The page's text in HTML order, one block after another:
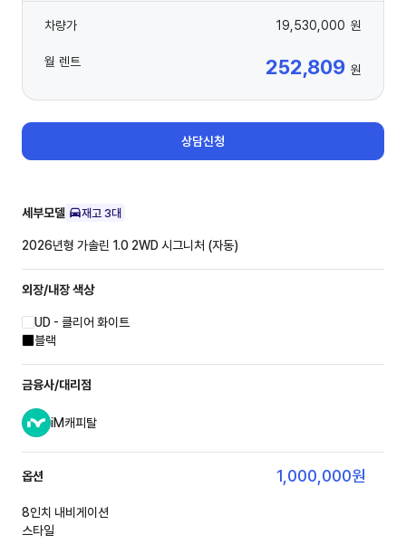
차량가 19,530,000 원
월 렌트 252,809 원
상담신청
세부모델 재고 3대
2026년형 가솔린 1.0 2WD시그니처 (자동)
외장/내장색상
UD - 클리어 화이트
블랙
금융사/대리점
iM캐피탈
옵션 1,000,000원
8인치 내비게이션
스타일